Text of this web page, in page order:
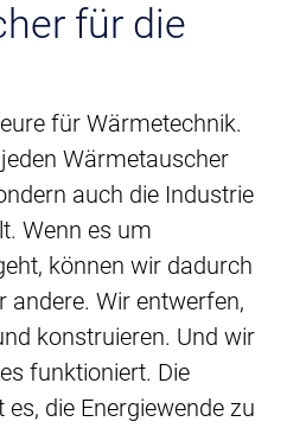
für die
für Wärmetechnik.
Wärmetauscher
auch die Industrie
Wenn es um
können wir dadurch
andere. Wir entwerfen,
konstruieren. Und wir
funktioniert. Die
die Energiewende zu